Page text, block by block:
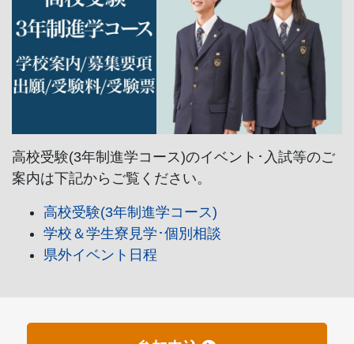
高校受験(3年制進学コース)のイベント･入試等のご
案内は下記からご覧ください。
高校受験(3年制進学コース)
学校＆学生寮見学･個別相談
県外イベント日程